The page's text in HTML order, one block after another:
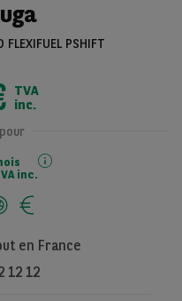
PSHIFT
TVA
inc.
inc.
en France
12 12